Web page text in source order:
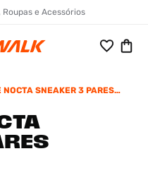
e Acessórios
NOCTA SNEAKER 3 PARES